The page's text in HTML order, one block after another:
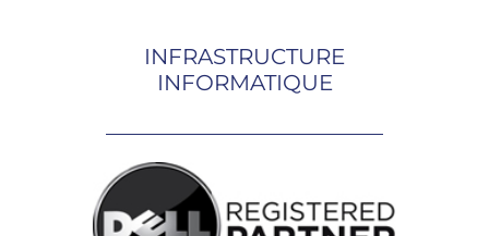
INFRASTRUCTURE
INFORMATIQUE